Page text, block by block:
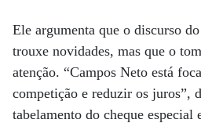
Ele argumenta que o discurso
trouxe novidades, mas que o
atenção. “Campos Neto está
competição e reduzir os juros”,
tabelamento do cheque especial